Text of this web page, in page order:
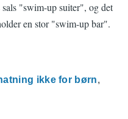
"swim-up suiter", og det
en stor "swim-up bar".
ikke for børn